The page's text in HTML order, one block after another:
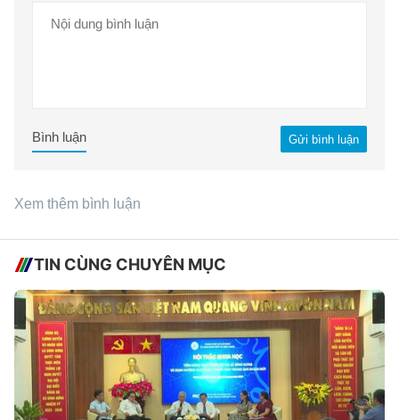
Gửi bình luận
Bình luận
Xem thêm bình luận
TIN CÙNG CHUYÊN MỤC